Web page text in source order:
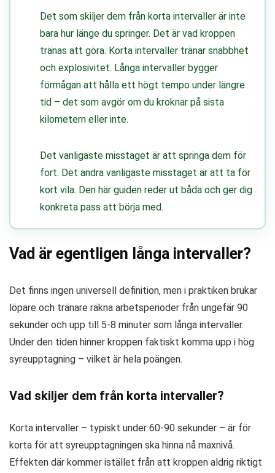
Det som skiljer dem från korta intervaller är inte
bara hur länge du springer. Det är vad kroppen
tränas att göra. Korta intervaller tränar snabbhet
och explosivitet. Långa intervaller bygger
förmågan att hålla ett högt tempo under längre
tid – det som avgör om du kroknar på sista
kilometern eller inte.
Det vanligaste misstaget är att springa dem för
fort. Det andra vanligaste misstaget är att ta för
kort vila. Den här guiden reder ut båda och ger dig
konkreta pass att börja med.
Vad är egentligen långa intervaller?
Det finns ingen universell definition, men i praktiken brukar
löpare och tränare räkna arbetsperioder från ungefär 90
sekunder och upp till 5-8 minuter som långa intervaller.
Under den tiden hinner kroppen faktiskt komma upp i hög
syreupptagning – vilket är hela poängen.
Vad skiljer dem från korta intervaller?
Korta intervaller – typiskt under 60-90 sekunder – är för
korta för att syreupptagningen ska hinna nå maxnivå.
Effekten där kommer istället från att kroppen aldrig riktigt